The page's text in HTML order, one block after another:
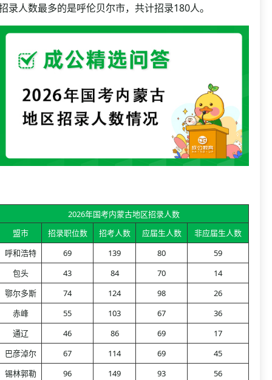
录人数最多的是呼伦贝尔市，共计招录180人。
2026年国考内蒙古地区招录人数
盟市
招录职位数 招考人数 应届生人数
非应届生人数
呼和浩特
69 139 80
59
包头
43 84 70
14
鄂尔多斯
74 124 98
26
赤峰
55 103 67
36
通辽
46 86 69
17
巴彦淖尔
67 114 69
45
锡林郭勒
96 149 93
56